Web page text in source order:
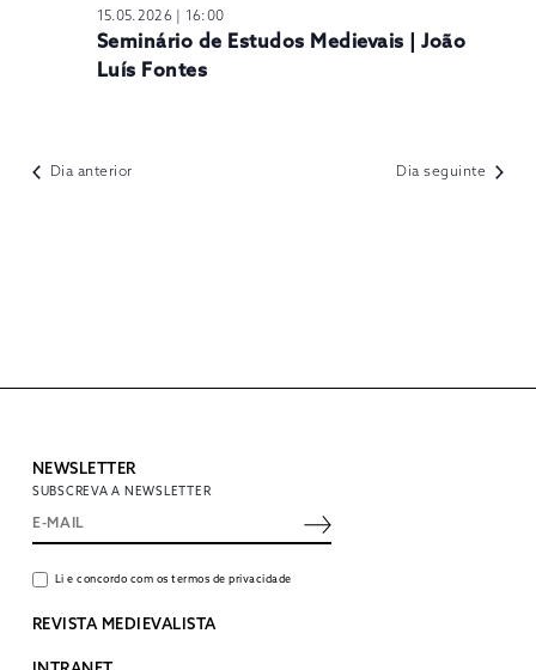
15.05.2026 | 16:00
Seminário de Estudos Medievais | João
Luís Fontes
Dia anterior Dia seguinte
NEWSLETTER
SUBSCREVA A NEWSLETTER
Li e concordo com os termos de privacidade
REVISTA MEDIEVALISTA